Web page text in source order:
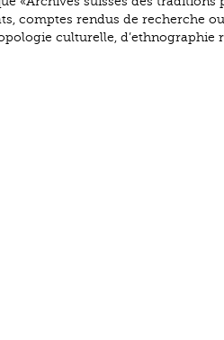
comptes rendus de recherche
culturelle, d’ethnographie